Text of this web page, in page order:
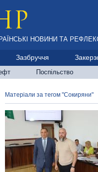
НОВИНИ ТА
Зазбруччя
Поспільство
Матеріали за тегом "Сокиряни"